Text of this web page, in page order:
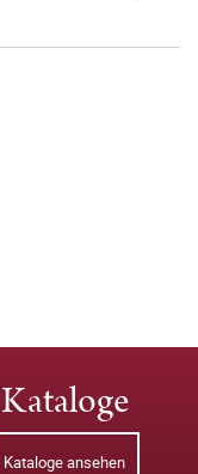
Kataloge
Kataloge ansehen